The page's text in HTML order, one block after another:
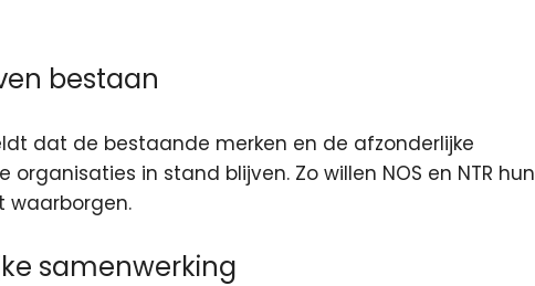
bestaan
dat de bestaande merken en de afzonderlijke
in stand blijven. Zo willen NOS en NTR hun
waarborgen.
samenwerking